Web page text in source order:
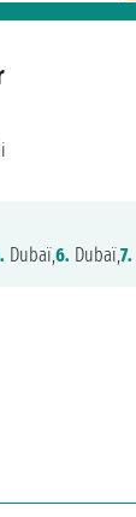
Dubaï,6. Dubaï,7.